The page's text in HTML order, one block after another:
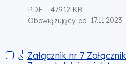
PDF
479.12 KB
Obowiązujący od 17.11.2023
Załącznik nr 7 Załączniki do
Załącznik nr 7